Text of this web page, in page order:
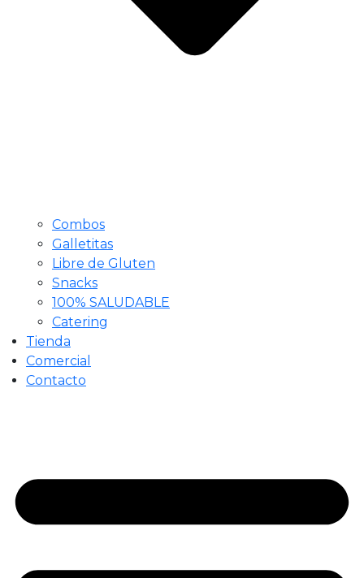
Combos
Galletitas
Libre de Gluten
Snacks
100% SALUDABLE
Catering
Tienda
Comercial
Contacto